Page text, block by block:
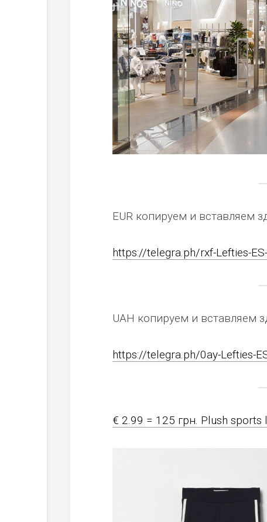
EUR копируем и вставляем
https://telegra.ph/rxf-Lefties-
UAH копируем и вставляем
https://telegra.ph/0ay-Lefties-
€ 2.99 = 125 грн. Plush sports